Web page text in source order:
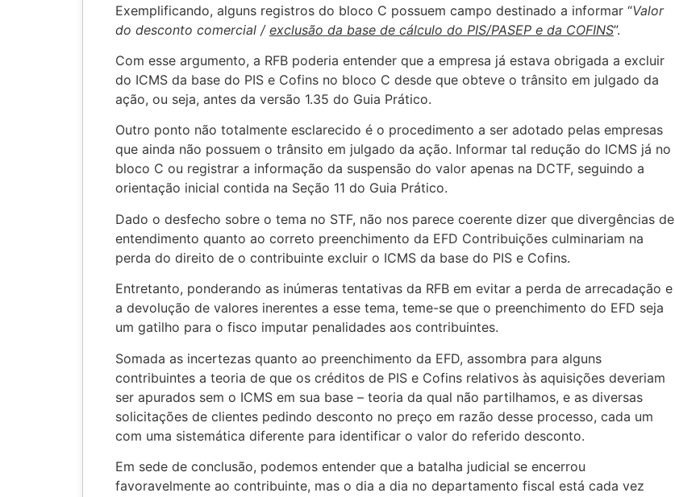
Exemplificando, alguns registros do bloco C possuem campo destinado a informar “Valor
do desconto comercial / exclusão da base de cálculo do PIS/PASEP e da COFINS”.
Com esse argumento, a RFB poderia entender que a empresa já estava obrigada a excluir
do ICMS da base do PIS e Cofins no bloco C desde que obteve o trânsito em julgado da
ação, ou seja, antes da versão 1.35 do Guia Prático.
Outro ponto não totalmente esclarecido é o procedimento a ser adotado pelas empresas
que ainda não possuem o trânsito em julgado da ação. Informar tal redução do ICMS já no
bloco C ou registrar a informação da suspensão do valor apenas na DCTF, seguindo a
orientação inicial contida na Seção 11 do Guia Prático.
Dado o desfecho sobre o tema no STF, não nos parece coerente dizer que divergências de
entendimento quanto ao correto preenchimento da EFD Contribuições culminariam na
perda do direito de o contribuinte excluir o ICMS da base do PIS e Cofins.
Entretanto, ponderando as inúmeras tentativas da RFB em evitar a perda de arrecadação e
a devolução de valores inerentes a esse tema, teme-se que o preenchimento do EFD seja
um gatilho para o fisco imputar penalidades aos contribuintes.
Somada as incertezas quanto ao preenchimento da EFD, assombra para alguns
contribuintes a teoria de que os créditos de PIS e Cofins relativos às aquisições deveriam
ser apurados sem o ICMS em sua base – teoria da qual não partilhamos, e as diversas
solicitações de clientes pedindo desconto no preço em razão desse processo, cada um
com uma sistemática diferente para identificar o valor do referido desconto.
Em sede de conclusão, podemos entender que a batalha judicial se encerrou
favoravelmente ao contribuinte, mas o dia a dia no departamento fiscal está cada vez